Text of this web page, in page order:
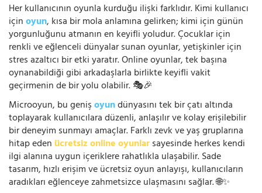
Her kullanıcının oyunla kurduğu ilişki farklıdır. Kimi kullanıcı
içinoyun, kısa bir mola anlamına gelirken; kimi için günün
yorgunluğunu atmanın en keyifli yoludur. Çocuklar için
renkli ve eğlenceli dünyalar sunan oyunlar, yetişkinler için
stres azaltıcı bir etki yaratır. Online oyunlar, tek başına
oynanabildiği gibi arkadaşlarla birlikte keyifli vakit
geçirmenin de bir yolu olabilir. 🎭🎉
Microoyun, bu genişoyundünyasını tek bir çatı altında
toplayarak kullanıcılara düzenli, anlaşılır ve kolay erişilebilir
bir deneyim sunmayı amaçlar. Farklı zevk ve yaş gruplarına
hitap eden ücretsiz online oyunlarsayesinde herkes kendi
ilgi alanına uygun içeriklere rahatlıkla ulaşabilir. Sade
tasarım, hızlı erişim ve ücretsiz oyun anlayışı, kullanıcıların
aradıkları eğlenceye zahmetsizce ulaşmasını sağlar. 🌐✨